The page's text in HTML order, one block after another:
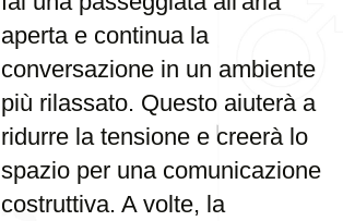
aperta e continua la
conversazione in un ambiente
più rilassato. Questo aiuterà a
ridurre la tensione e creerà lo
spazio per una comunicazione
costruttiva. A volte, la